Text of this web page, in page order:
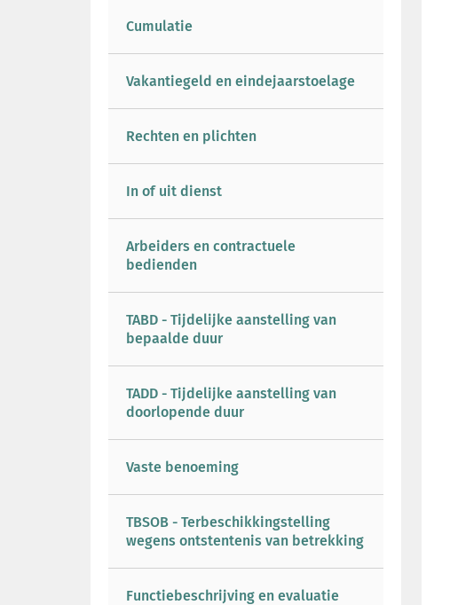
Cumulatie
Vakantiegeld en eindejaarstoelage
Rechten en plichten
In of uit dienst
Arbeiders en contractuele
bedienden
TABD - Tijdelijke aanstelling van
bepaalde duur
TADD - Tijdelijke aanstelling van
doorlopende duur
Vaste benoeming
TBSOB - Terbeschikkingstelling
wegens ontstentenis van betrekking
Functiebeschrijving en evaluatie